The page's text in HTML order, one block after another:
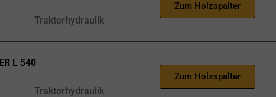
Traktorhydraulik
Zum Holzspalter
L 540
Traktorhydraulik
Zum Holzspalter